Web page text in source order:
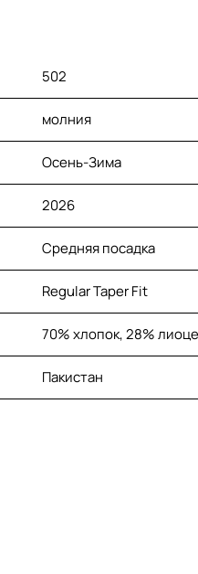
502
молния
Осень-Зима
2026
Средняя посадка
Regular Taper Fit
70% хлопок, 28%
Пакистан